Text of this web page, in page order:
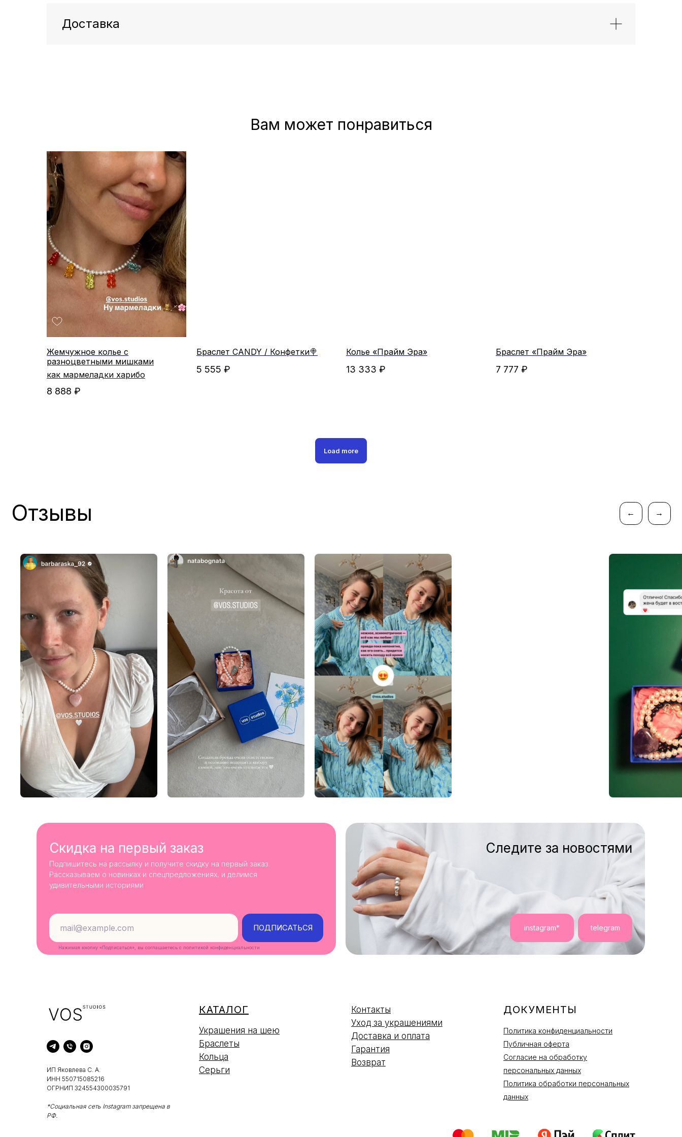
Доставка
Вам может понравиться
Жемчужное колье с
разноцветными мишками
как мармеладки харибо
8 888 ₽
Браслет CANDY / Конфетки🍭
5 555 ₽
Колье «Прайм Эра»
13 333 ₽
Браслет «Прайм Эра»
7 777 ₽
Load more
Отзывы
Подпишитесь на рассылку и получите скидку на первый заказ.
Рассказываем о новинках и спецпредложениях, и делимся
удивительными историями
Скидка на первый заказ
ПОДПИСАТЬСЯ
Следите за новостями
telegram
instagram*
Нажимая кнопку «Подписаться», вы соглашаетесь с политикой конфиденциальности
ИП Яковлева С. А.
ИНН 550715085216
ОГРНИП 324554300035791
*Социальная сеть Instagram запрещена в
РФ.
КАТАЛОГ
Украшения на шею
Браслеты
Кольца
Серьги
Контакты
Уход за украшениями
Доставка и оплата
Гарантия
Возврат
ДОКУМЕНТЫ
Политика конфиденциальности
Публичная оферта
Согласие на обработку
персональных данных
Политика обработки персональных
данных